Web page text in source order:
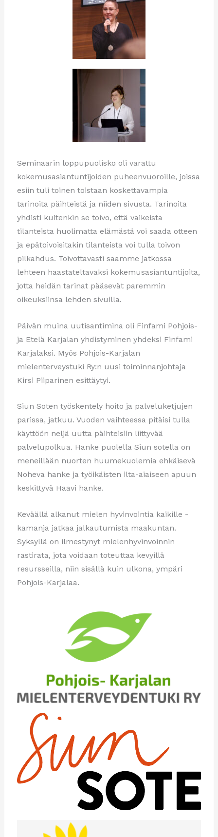
Seminaarin loppupuolisko oli varattu
kokemusasiantuntijoiden puheenvuoroille, joissa
esiin tuli toinen toistaan koskettavampia
tarinoita päihteistä ja niiden sivusta. Tarinoita
yhdisti kuitenkin se toivo, että vaikeista
tilanteista huolimatta elämästä voi saada otteen
ja epätoivoisitakin tilanteista voi tulla toivon
pilkahdus. Toivottavasti saamme jatkossa
lehteen haastateltavaksi kokemusasiantuntijoita,
jotta heidän tarinat pääsevät paremmin
oikeuksiinsa lehden sivuilla.
Päivän muina uutisantimina oli Finfami Pohjois-
ja Etelä Karjalan yhdistyminen yhdeksi Finfami
Karjalaksi. Myös Pohjois-Karjalan
mielenterveystuki Ry:n uusi toiminnanjohtaja
Kirsi Piiparinen esittäytyi.
Siun Soten työskentely hoito ja palveluketjujen
parissa, jatkuu. Vuoden vaihteessa pitäisi tulla
käyttöön neljä uutta päihteisiin liittyvää
palvelupolkua. Hanke puolella Siun sotella on
meneillään nuorten huumekuolemia ehkäisevä
Noheva hanke ja työikäisten ilta-aiaiseen apuun
keskittyvä Haavi hanke.
Keväällä alkanut mielen hyvinvointia kaikille -
kamanja jatkaa jalkautumista maakuntan.
Syksyllä on ilmestynyt mielenhyvinvoinnin
rastirata, jota voidaan toteuttaa kevyillä
resursseilla, niin sisällä kuin ulkona, ympäri
Pohjois-Karjalaa.